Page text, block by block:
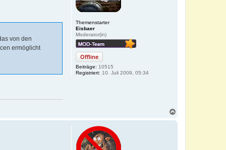
Themenstarter
Eisbaer
Moderator(in)
Offline
Beiträge: 10515
Registriert: 10. Juli 2009, 05:34
von den
ermöglicht